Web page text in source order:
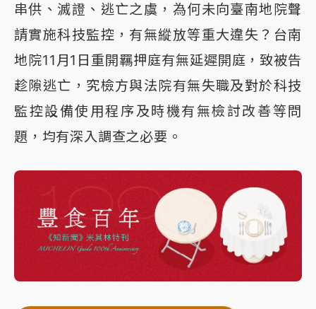
串供、滅證、逃亡之虞，為何未向臺南地院聲
請實施科技監控，有無縱放等重大違失？台南
地院11月1日重開羈押庭有無延遲開庭，致被告
趁隙逃亡，究檢方與法院有無失職及對於科技
監控設備使用程序及時機有無檢討改善等問
題，均有深入調查之必要。